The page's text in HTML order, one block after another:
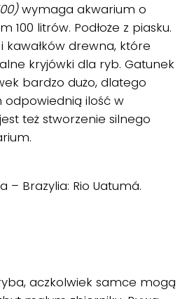
wymaga akwarium o
100 litrów. Podłoże z piasku.
kawałków drewna, które
kryjówki dla ryb. Gatunek
bardzo dużo, dlatego
ilość w
też stworzenie silnego
– Brazylia: Rio Uatumá.
aczkolwiek samce mogą